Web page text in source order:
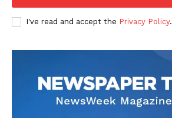
I've read and accept the Privacy Policy.